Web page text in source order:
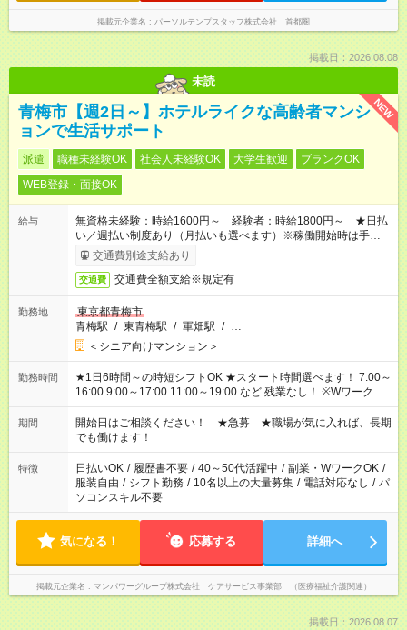
掲載元企業名 パーソルテンプスタッフ株式会社 首都圏
掲載日：2026.08.08
未読
NEW
青梅市【週2日～】ホテルライクな高齢者マンシ
ョンで生活サポート
派遣 職種未経験OK 社会人未経験OK 大学生歓迎
ブランクOK
WEB登録・面接OK
給与
無資格未経験：時給1600円～ 経験者：時給1800円～ ★日払
い／週払い制度あり（月払いも選べます）※稼働開始時は手続き
完了次第のお支払いとなります。
交通費別途支給あり
交通費 交通費全額支給※規定有
勤務地
東京都青梅市
青梅駅 / 東青梅駅 / 軍畑駅 / …
＜シニア向けマンション＞
勤務時間
★1日6時間～の時短シフトOK ★スタート時間選べます！ 7:00～
16:00 9:00～17:00 11:00～19:00 など 残業なし！ ※Wワークの
場合、他のお仕事と合わせ週40時間超の就業はご案内できませ
ん ※法令に基づき、週20時間以上勤務は社会保険への加入対象
となります ※労働者派遣法（日雇い派遣の原則禁止）により、
短時間・短期間の就業はご案内が難しい場合があります
期間
開始日はご相談ください！ ★急募 ★職場が気に入れば、長期
でも働けます！
特徴 日払いOK / 履歴書不要 / 40～50代活躍中 / 副業・WワークOK /
服装自由 / シフト勤務 / 10名以上の大量募集 / 電話対応なし / パ
ソコンスキル不要
気になる！ 応募する 詳細へ
掲載元企業名 マンパワーグループ株式会社 ケアサービス事業部 （医療福祉介護関連）
掲載日：2026.08.07